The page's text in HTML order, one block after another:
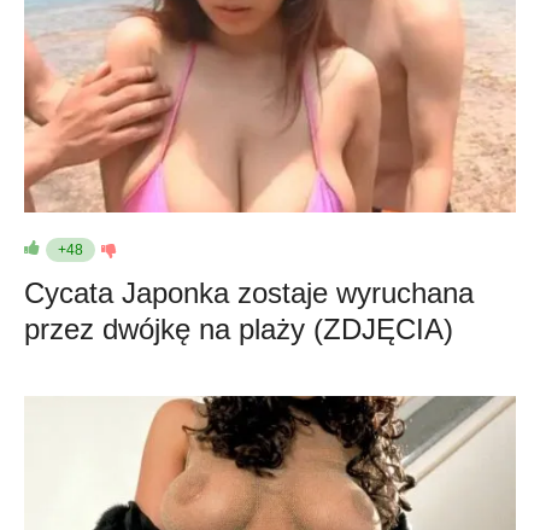
+48
Cycata Japonka zostaje wyruchana
przez dwójkę na plaży (ZDJĘCIA)